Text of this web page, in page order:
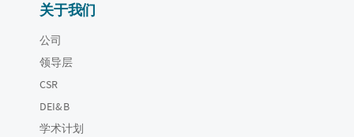
关于我们
公司
领导层
CSR
DEI&B
学术计划